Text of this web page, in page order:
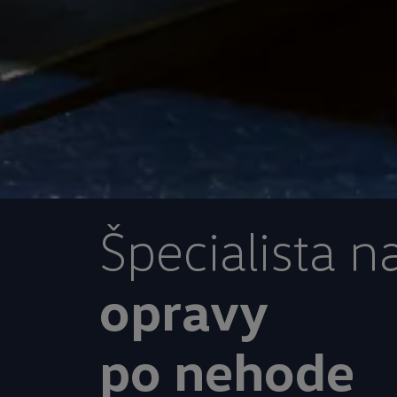
Špecialista
opravy
po nehode